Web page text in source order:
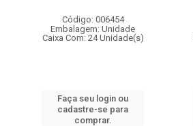
Código: 006454
Embalagem: Unidade
Caixa Com: 24 Unidade(s)
Faça seu login ou
cadastre-se para
comprar.